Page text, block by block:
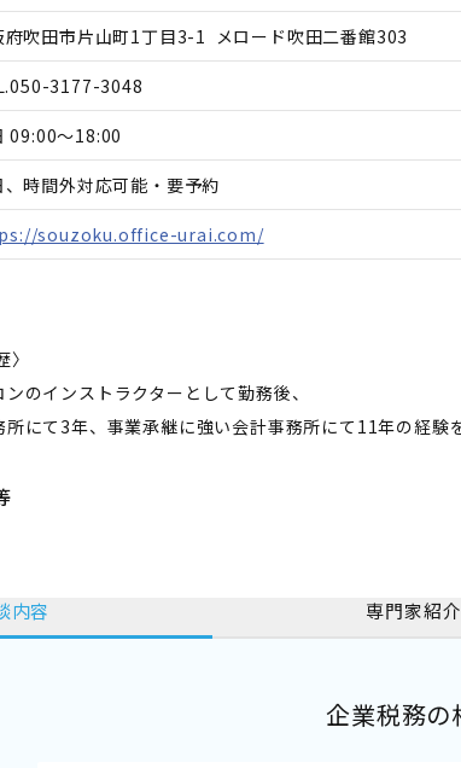
府吹田市片山町1丁目3-1 メロード吹田二番館303
050-3177-3048
09:00～18:00
、時間外対応可能・要予約
souzoku.office-urai.com/
のインストラクターとして勤務後、
にて3年、事業承継に強い会計事務所にて11年の経験
内容 専門家紹介
企業税務の